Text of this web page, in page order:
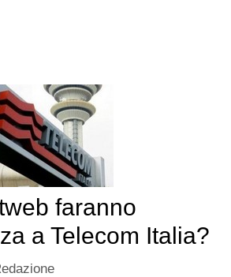
faranno
a Telecom Italia?